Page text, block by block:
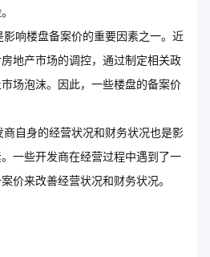
响楼盘备案价的重要因素之一。近
地产市场的调控，通过制定相关政
场泡沫。因此，一些楼盘的备案价
自身的经营状况和财务状况也是影
一些开发商在经营过程中遇到了一
价来改善经营状况和财务状况。